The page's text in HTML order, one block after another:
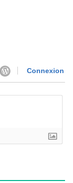
Connexion